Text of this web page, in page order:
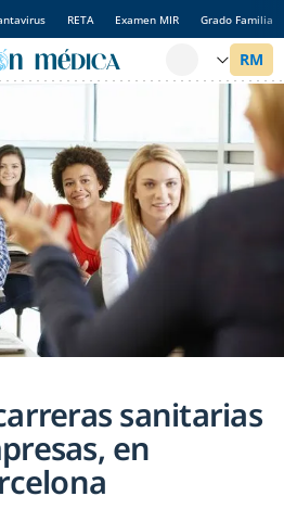
RETA Examen MIR Grado Familia
sanitarias
en